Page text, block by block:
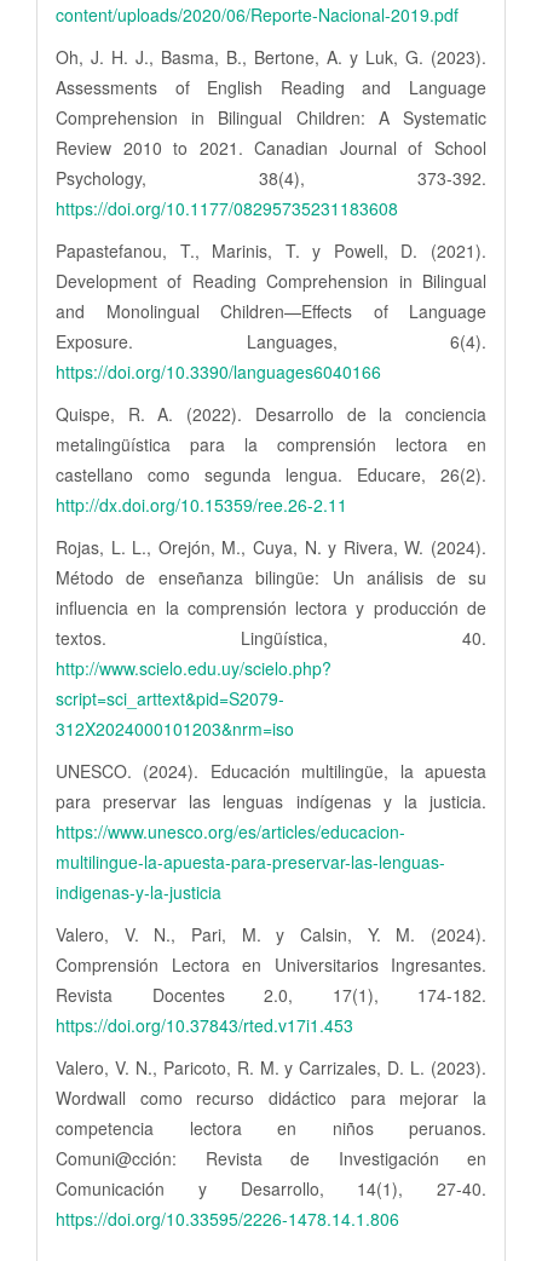
content/uploads/2020/06/Reporte-Nacional-2019.pdf
Oh, J. H. J., Basma, B., Bertone, A. y Luk, G. (2023).
Assessments of English Reading and Language
Comprehension in Bilingual Children: A Systematic
Review 2010 to 2021. Canadian Journal of School
Psychology, 38(4), 373-392.
https://doi.org/10.1177/08295735231183608
Papastefanou, T., Marinis, T. y Powell, D. (2021).
Development of Reading Comprehension in Bilingual
and Monolingual Children—Effects of Language
Exposure. Languages, 6(4).
https://doi.org/10.3390/languages6040166
Quispe, R. A. (2022). Desarrollo de la conciencia
metalingüística para la comprensión lectora en
castellano como segunda lengua. Educare, 26(2).
http://dx.doi.org/10.15359/ree.26-2.11
Rojas, L. L., Orejón, M., Cuya, N. y Rivera, W. (2024).
Método de enseñanza bilingüe: Un análisis de su
influencia en la comprensión lectora y producción de
textos. Lingüística, 40.
http://www.scielo.edu.uy/scielo.php?
script=sci_arttext&pid=S2079-
312X2024000101203&nrm=iso
UNESCO. (2024). Educación multilingüe, la apuesta
para preservar las lenguas indígenas y la justicia.
https://www.unesco.org/es/articles/educacion-
multilingue-la-apuesta-para-preservar-las-lenguas-
indigenas-y-la-justicia
Valero, V. N., Pari, M. y Calsin, Y. M. (2024).
Comprensión Lectora en Universitarios Ingresantes.
Revista Docentes 2.0, 17(1), 174-182.
https://doi.org/10.37843/rted.v17i1.453
Valero, V. N., Paricoto, R. M. y Carrizales, D. L. (2023).
Wordwall como recurso didáctico para mejorar la
competencia lectora en niños peruanos.
Comuni@cción: Revista de Investigación en
Comunicación y Desarrollo, 14(1), 27-40.
https://doi.org/10.33595/2226-1478.14.1.806